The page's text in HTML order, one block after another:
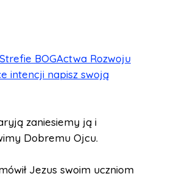
BOGActwa Rozwoju
intencji napisz swoją
zaniesiemy ją i
Dobremu Ojcu.
Jezus swoim uczniom